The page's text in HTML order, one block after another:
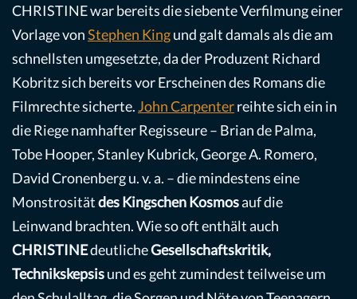
CHRISTINE war bereits die siebente Verfilmung einer
Vorlage vonStephen Kingund galt damals als die am
schnellsten umgesetzte, da der Produzent Richard
Kobritz sich bereits vor Erscheinen des Romans die
Filmrechte sicherte.John Carpenterreihte sich ein in
die Riege namhafter Regisseure – Brian de Palma,
Tobe Hooper, Stanley Kubrick, George A. Romero,
David Cronenberg u. v. a. – die mindestens eine
Monstrositätdes Kingschen Kosmosauf die
Leinwand brachten. Wie so oft enthält auch
CHRISTINEdeutlicheGesellschaftskritik,
Technikskepsisund es geht zumindest teilweise um